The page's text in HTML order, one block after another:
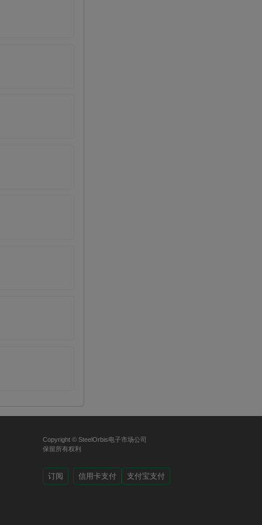
Copyright © SteelOrbis电子市场公司
保留所有权利
订阅 信用卡支付 支付宝支付